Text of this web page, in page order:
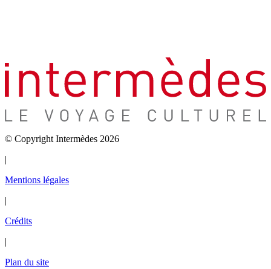
© Copyright Intermèdes 2026
|
Mentions légales
|
Crédits
|
Plan du site